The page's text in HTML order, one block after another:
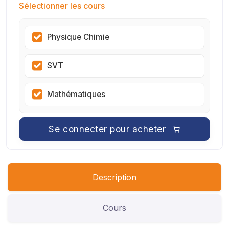
Sélectionner les cours
Physique Chimie
SVT
Mathématiques
Se connecter pour acheter
Description
Cours